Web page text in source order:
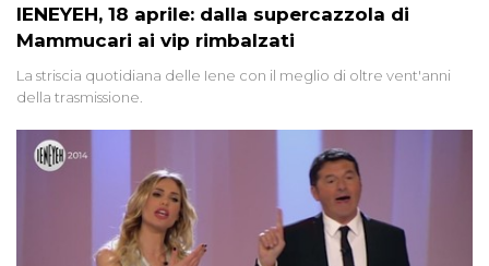
IENEYEH, 18 aprile: dalla supercazzola di
Mammucari ai vip rimbalzati
La striscia quotidiana delle Iene con il meglio di oltre vent'anni
della trasmissione.